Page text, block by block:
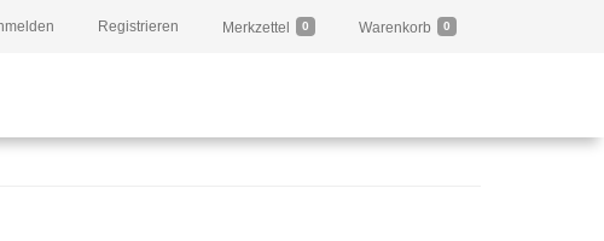
Warenkorb 0
Merkzettel 0
Registrieren